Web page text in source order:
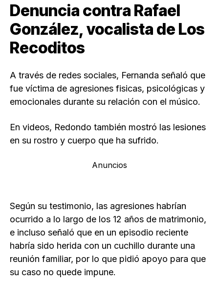
Denuncia contra Rafael
González, vocalista de Los
Recoditos
A través de redes sociales, Fernanda señaló que
fue víctima de agresiones fisicas, psicológicas y
emocionales durante su relación con el músico.
En videos, Redondo también mostró las lesiones
en su rostro y cuerpo que ha sufrido.
Anuncios
Según su testimonio, las agresiones habrían
ocurrido a lo largo de los 12 años de matrimonio,
e incluso señaló que en un episodio reciente
habría sido herida con un cuchillo durante una
reunión familiar, por lo que pidió apoyo para que
su caso no quede impune.